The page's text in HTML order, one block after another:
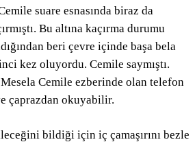
suare esnasında biraz da
Bu altına kaçırma durumu
beri çevre içinde başa bela
kez oluyordu. Cemile saymıştı.
Mesela Cemile ezberinde olan telefon
çaprazdan okuyabilir.
bildiği için iç çamaşırını bezle